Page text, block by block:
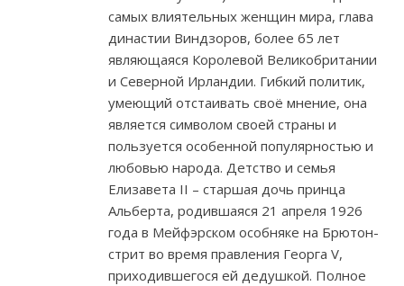
самых влиятельных женщин мира, глава
династии Виндзоров, более 65 лет
являющаяся Королевой Великобритании
и Северной Ирландии. Гибкий политик,
умеющий отстаивать своё мнение, она
является символом своей страны и
пользуется особенной популярностью и
любовью народа. Детство и семья
Елизавета II – старшая дочь принца
Альберта, родившаяся 21 апреля 1926
года в Мейфэрском особняке на Брютон-
стрит во время правления Георга V,
приходившегося ей дедушкой. Полное